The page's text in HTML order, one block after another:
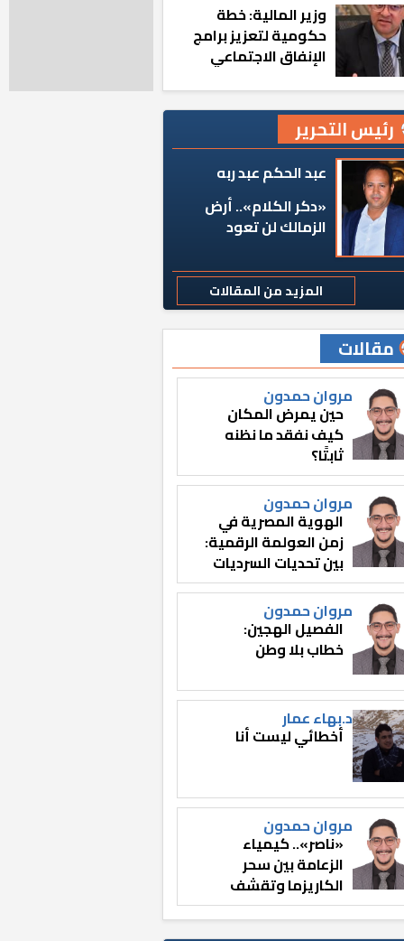
وزير المالية: خطة
حكومية لتعزيز برامج
الإنفاق الاجتماعي
رئيس التحرير
عبد الحكم عبد ربه
«دكر الكلام».. أرض
الزمالك لن تعود
المزيد من المقالات
مقالات
مروان حمدون
حين يمرض المكان
كيف نفقد ما نظنه
ثابتًا؟
مروان حمدون
الهوية المصرية في
زمن العولمة الرقمية:
بين تحديات السرديات
وصناعة الوعي
مروان حمدون
الفصيل الهجين:
خطاب بلا وطن
د.بهاء عمار
أخطائي ليست أنا
مروان حمدون
«ناصر».. كيمياء
الزعامة بين سحر
الكاريزما وتقشف
الثائر